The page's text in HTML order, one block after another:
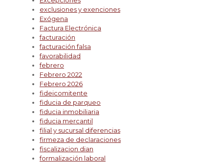
exclusiones y exenciones
Exógena
Factura Electrónica
facturación
facturación falsa
favorabilidad
febrero
Febrero 2022
Febrero 2026
fideicomitente
fiducia de parqueo
fiducia inmobiliaria
fiducia mercantil
filial y sucursal diferencias
firmeza de declaraciones
fiscalizacion dian
formalización laboral